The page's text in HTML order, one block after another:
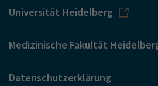
Universität Heidelberg
Medizinische Fakultät
Datenschutzerklärung